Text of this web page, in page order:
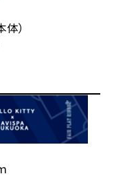
）